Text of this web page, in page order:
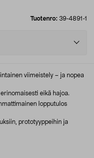
Tuotenro: 39-4891-1
viimeistely – ja nopea
eikä hajoa.
lopputulos
prototyyppeihin ja